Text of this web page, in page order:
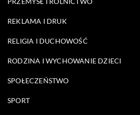
REKLAMA I DRUK
RELIGIA I DUCHOWOŚĆ
RODZINA I WYCHOWANIE DZIECI
SPOŁECZEŃSTWO
SPORT